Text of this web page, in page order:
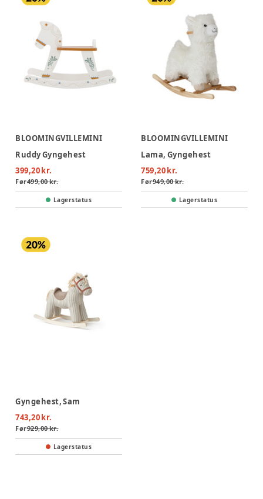
BLOOMINGVILLEMINI
Ruddy Gyngehest
399,20 kr.
Før499,00 kr.
Lagerstatus
BLOOMINGVILLEMINI
Lama, Gyngehest
759,20 kr.
Før949,00 kr.
Lagerstatus
Gyngehest, Sam
743,20 kr.
Før929,00 kr.
Lagerstatus